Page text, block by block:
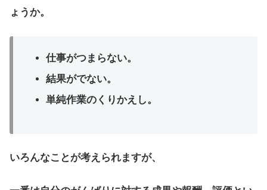
ょうか。
仕事がつまらない。
結果がでない。
単純作業のくりかえし。
いろんなことが考えられますが、